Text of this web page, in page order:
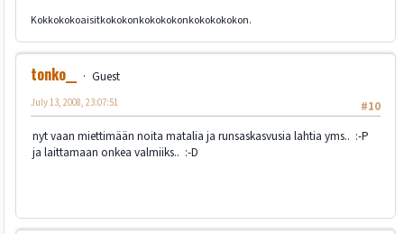
Kokkokokoaisitkokokonkokokokonkokokokokon.
tonko__
Guest
#10
July 13, 2008, 23:07:51
nyt vaan miettimään noita matalia ja runsaskasvusia lahtia yms.. :-P
ja laittamaan onkea valmiiks.. :-D